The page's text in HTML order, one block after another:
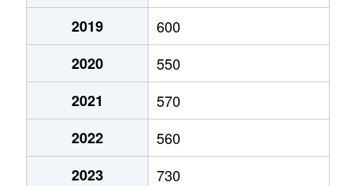
2019
600
2020
550
2021
570
2022
560
2023
730